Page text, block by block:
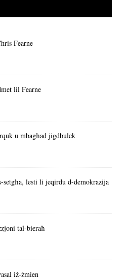
Fearne
lil Fearne
u mbagħad jigdbulek
setgħa, lesti li jeqirdu d-demokrazija
tal-bieraħ
iż-żmien